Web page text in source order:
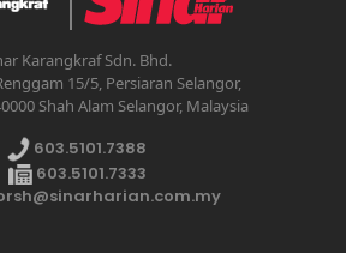
Karangkraf Sdn. Bhd.
15/5, Persiaran Selangor,
Shah Alam Selangor, Malaysia
603.5101.7388
603.5101.7333